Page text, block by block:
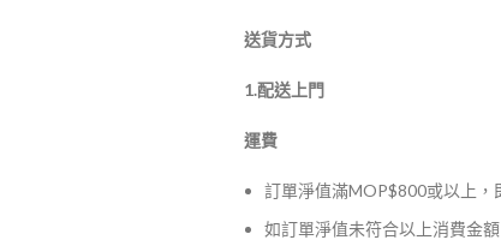
送貨方式
1.配送上門
運費
訂單淨值滿MOP$800或以上，
如訂單淨值未符合以上消費金